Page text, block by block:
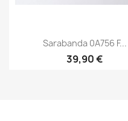
Sarabanda 0A756 F...
39,90 €